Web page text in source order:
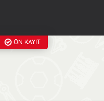
ÖN KAYIT